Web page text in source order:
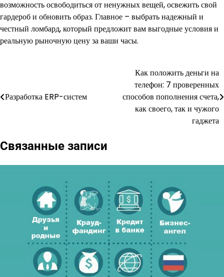
возможность освободиться от ненужных вещей, освежить свой
гардероб и обновить образ. Главное – выбрать надежный и
честный ломбард, который предложит вам выгодные условия и
реальную рыночную цену за ваши часы.
по
Разработка ERP-систем
Как положить деньги на
телефон: 7 проверенных
способов пополнения счета,
как своего, так и чужого
гаджета
Связанные записи